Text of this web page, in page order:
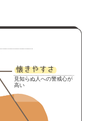
見知らぬ人への警戒心が
高い